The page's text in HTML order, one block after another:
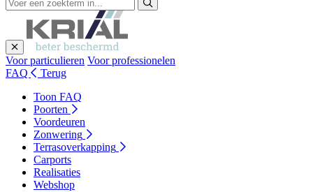
Voor particulieren Voor professionelen
FAQ
Terug
Toon FAQ
Poorten
Voordeuren
Zonwering
Terrasoverkapping
Carports
Realisaties
Webshop